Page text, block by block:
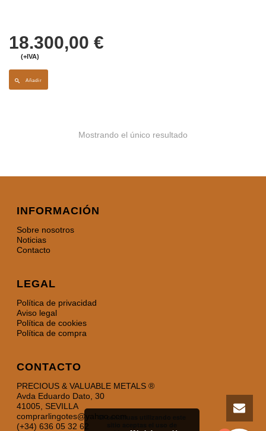
18.300,00 €
(+IVA)
Añadir
Mostrando el único resultado
INFORMACIÓN
Sobre nosotros
Noticias
Contacto
LEGAL
Política de privacidad
Aviso legal
Política de cookies
Política de compra
CONTACTO
PRECIOUS & VALUABLE METALS ®
Avda Eduardo Dato, 30
41005, SEVILLA
comprarlingotes@yahoo.com
(+34) 636 05 32 62
Si continuas utilizando este